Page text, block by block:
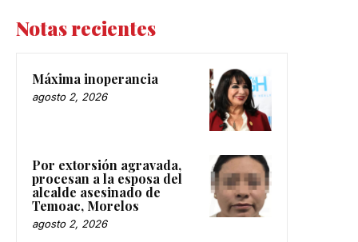
Notas recientes
Máxima inoperancia
agosto 2, 2026
Por extorsión agravada,
procesan a la esposa del
alcalde asesinado de
Temoac, Morelos
agosto 2, 2026